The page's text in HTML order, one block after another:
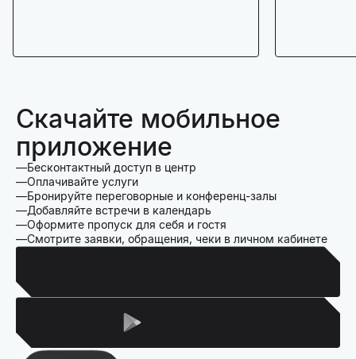
Скачайте мобильное
приложение
Бесконтактный доступ в центр
Оплачивайте услуги
Бронируйте переговорные и конференц-залы
Добавляйте встречи в календарь
Оформите пропуск для себя и гостя
Смотрите заявки, обращения, чеки в личном кабинете